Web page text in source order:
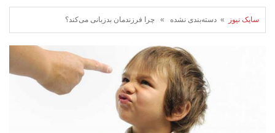
سایک نیوز » دسته‌بندی نشده » چرا فرزندمان بدزبانی می‌کند؟